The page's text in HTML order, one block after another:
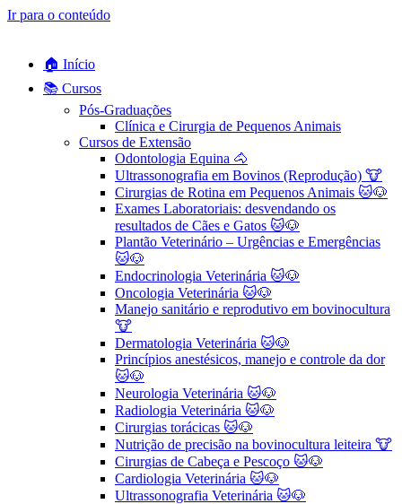
Ir para o conteúdo
🏠 Início
📚 Cursos
Pós-Graduações
Clínica e Cirurgia de Pequenos Animais
Cursos de Extensão
Odontologia Equina 🐴
Ultrassonografia em Bovinos (Reprodução) 🐮
Cirurgias de Rotina em Pequenos Animais ​🐱🐶
Exames Laboratoriais: desvendando os
resultados de Cães e Gatos 🐱🐶
Plantão Veterinário – Urgências e Emergências
🐱🐶
Endocrinologia Veterinária 🐱🐶
Oncologia Veterinária 🐱🐶
Manejo sanitário e reprodutivo em bovinocultura
🐮
Dermatologia Veterinária 🐱🐶
Princípios anestésicos, manejo e controle da dor
🐱🐶
Neurologia Veterinária 🐱🐶
Radiologia Veterinária 🐱🐶
Cirurgias torácicas 🐱🐶
Nutrição de precisão na bovinocultura leiteira 🐮
Cirurgias de Cabeça e Pescoço 🐱🐶
Cardiologia Veterinária 🐱🐶
Ultrassonografia Veterinária 🐱🐶